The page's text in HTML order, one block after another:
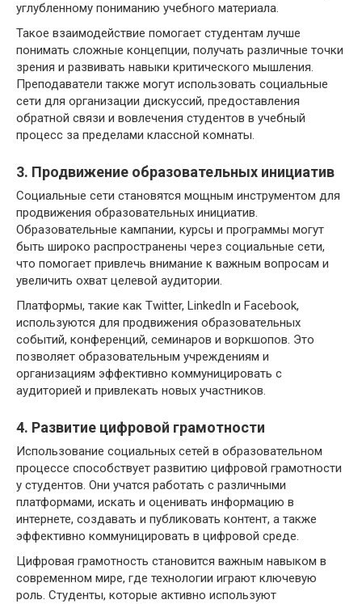
углубленному пониманию учебного материала.
Такое взаимодействие помогает студентам лучше
понимать сложные концепции, получать различные точки
зрения и развивать навыки критического мышления.
Преподаватели также могут использовать социальные
сети для организации дискуссий, предоставления
обратной связи и вовлечения студентов в учебный
процесс за пределами классной комнаты.
3. Продвижение образовательных инициатив
Социальные сети становятся мощным инструментом для
продвижения образовательных инициатив.
Образовательные кампании, курсы и программы могут
быть широко распространены через социальные сети,
что помогает привлечь внимание к важным вопросам и
увеличить охват целевой аудитории.
Платформы, такие как Twitter, LinkedIn и Facebook,
используются для продвижения образовательных
событий, конференций, семинаров и воркшопов. Это
позволяет образовательным учреждениям и
организациям эффективно коммуницировать с
аудиторией и привлекать новых участников.
4. Развитие цифровой грамотности
Использование социальных сетей в образовательном
процессе способствует развитию цифровой грамотности
у студентов. Они учатся работать с различными
платформами, искать и оценивать информацию в
интернете, создавать и публиковать контент, а также
эффективно коммуницировать в цифровой среде.
Цифровая грамотность становится важным навыком в
современном мире, где технологии играют ключевую
роль. Студенты, которые активно используют